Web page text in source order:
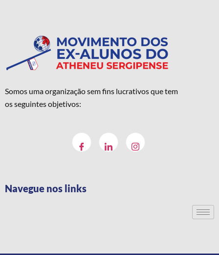
Somos uma organização sem fins lucrativos que tem
os seguintes objetivos:
Navegue nos links